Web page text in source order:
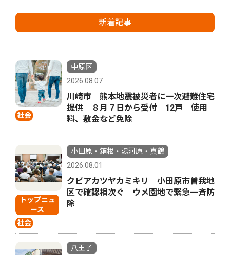
新着記事
社会
中原区
2026.08.07
川崎市 熊本地震被災者に一次避難住宅
提供 ８月７日から受付 12戸 使用
料、敷金など免除
トップニュ
ース
社会
小田原・箱根・湯河原・真鶴
2026.08.01
クビアカツヤカミキリ 小田原市曽我地
区で確認相次ぐ ウメ園地で緊急一斉防
除
八王子